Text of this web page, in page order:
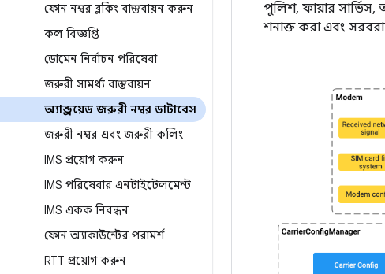
ফোন নম্বর ব্লকিং বাস্তবায়ন করুন
কল বিজ্ঞপ্তি
ডোমেন নির্বাচন পরিষেবা
জরুরী সামর্থ্য বাস্তবায়ন
অ্যান্ড্রয়েড জরুরী নম্বর ডাটাবেস
জরুরী নম্বর এবং জরুরী কলিং
IMS প্রয়োগ করুন
IMS পরিষেবার এনটাইটেলমেন্ট
IMS একক নিবন্ধন
ফোন অ্যাকাউন্টের পরামর্শ
RTT প্রয়োগ করুন
পুলিশ, ফায়ার সার্ভিস,
শনাক্ত করা এবং